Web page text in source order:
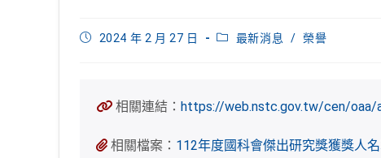
Post2024 年 2 月 27 日
Post最新消息 / 榮譽
相關連結： https://web.nstc.gov.tw/cen/oaa/
相關檔案： 112年度國科會傑出研究獎獲獎人